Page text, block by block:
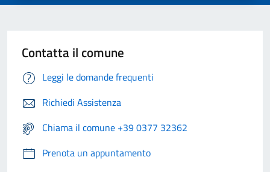
Contatta il comune
Leggi le domande frequenti
Richiedi Assistenza
Chiama il comune +39 0377 32362
Prenota un appuntamento